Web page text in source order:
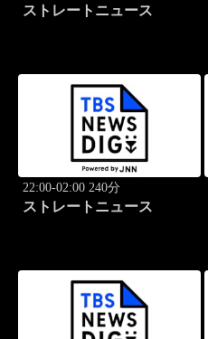
ストレートニュース
22:00-02:00 240分
ストレートニュース